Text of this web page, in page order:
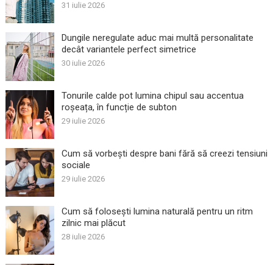
31 iulie 2026
Dungile neregulate aduc mai multă personalitate
decât variantele perfect simetrice
30 iulie 2026
Tonurile calde pot lumina chipul sau accentua
roșeața, în funcție de subton
29 iulie 2026
Cum să vorbești despre bani fără să creezi tensiuni
sociale
29 iulie 2026
Cum să folosești lumina naturală pentru un ritm
zilnic mai plăcut
28 iulie 2026